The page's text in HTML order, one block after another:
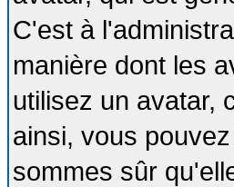
C'est à
manière dont les
utilisez un avatar,
ainsi, vous
sommes sûr